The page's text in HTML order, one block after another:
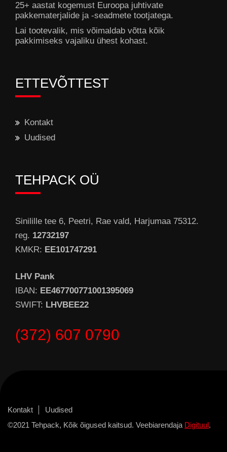
25+ aastat kogemust Euroopa juhtivate
pakkematerjalide ja -seadmete tootjatega.
Lai tootevalik, mis võimaldab võtta kõik
pakkimiseks vajaliku ühest kohast.
ETTEVÕTTEST
Kontakt
Uudised
TEHPACK OÜ
Sinilille tee 6, Peetri, Rae vald, Harjumaa 75312.
reg. 12732197
KMKR: EE101747291
LHV Pank
IBAN: EE467700771001395069
SWIFT: LHVBEE22
(372) 607 0790
Kontakt
Uudised
©2021 Tehpack, Kõik õigused kaitsud. Veebiarendaja Digituul.